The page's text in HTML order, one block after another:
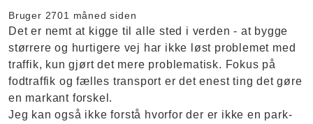
Bruger 2701 måned siden
Det er nemt at kigge til alle sted i verden - at bygge
størrere og hurtigere vej har ikke løst problemet med
traffik, kun gjørt det mere problematisk. Fokus på
fodtraffik og fælles transport er det enest ting det gøre
en markant forskel.
Jeg kan også ikke forstå hvorfor der er ikke en park-